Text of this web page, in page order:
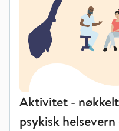
Aktivitet -
psykisk